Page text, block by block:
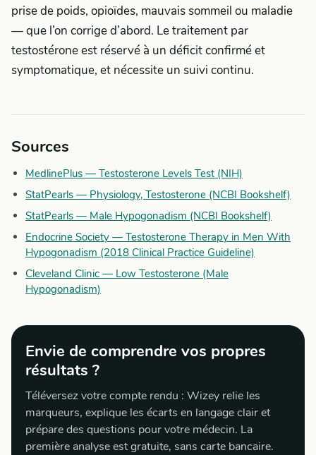
prise de poids, opioïdes, mauvais sommeil ou maladie
— que l’on corrige d’abord. Le traitement par
testostérone est réservé à un déficit confirmé et
symptomatique, et nécessite un suivi continu.
Sources
MedlinePlus — Testosterone Levels Test (NIH)
StatPearls — Physiology, Testosterone (NCBI Bookshelf)
StatPearls — Male Hypogonadism (NCBI Bookshelf)
Endocrine Society — Testosterone Therapy in Men With
Hypogonadism (2018 Clinical Practice Guideline)
Cleveland Clinic — Low Testosterone (Male
Hypogonadism)
Envie de comprendre vos propres
résultats ?
Téléversez votre compte rendu : Wizey relie les
marqueurs, explique les écarts en langage clair et
prépare des questions pour votre médecin. La
première analyse est gratuite, sans carte bancaire.